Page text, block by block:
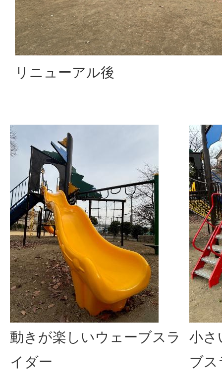
リニューアル後
動きが楽しいウェーブスラ
イダー
小さ
ブス